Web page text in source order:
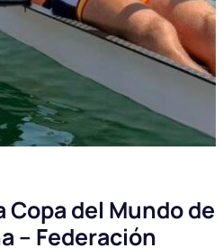
del Mundo de
– Federación